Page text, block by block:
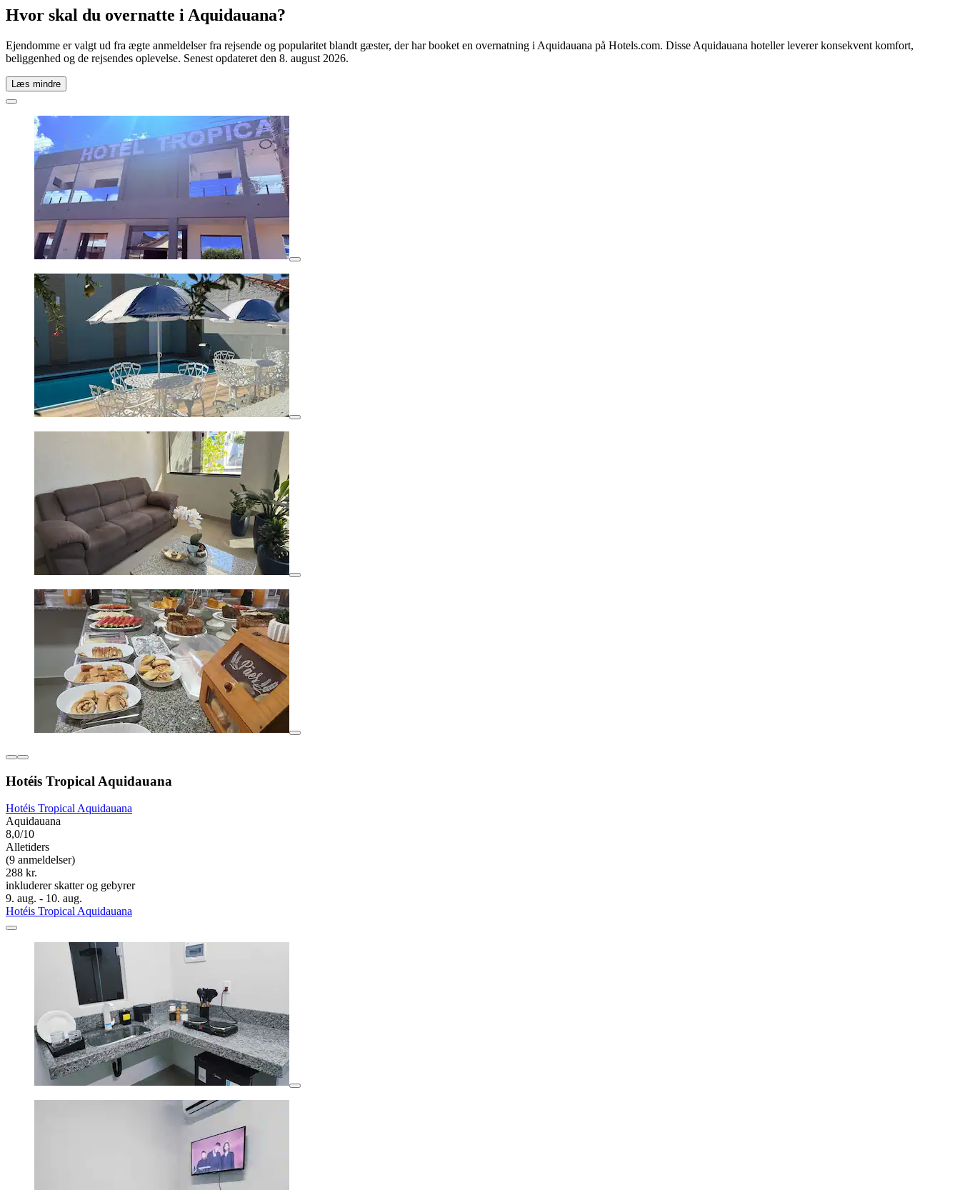
Hvor skal du overnatte i Aquidauana?
Ejendomme er valgt ud fra ægte anmeldelser fra rejsende og popularitet blandt gæster, der har booket en overnatning i Aquidauana på Hotels.com. Disse Aquidauana hoteller leverer konsekvent komfort,
beliggenhed og de rejsendes oplevelse. Senest opdateret den 8. august 2026.
Læs mindre
Hotéis Tropical Aquidauana
Hotéis Tropical Aquidauana
Aquidauana
8,0/10
Alletiders
(9 anmeldelser)
288 kr.
inkluderer skatter og gebyrer
9. aug. - 10. aug.
Hotéis Tropical Aquidauana